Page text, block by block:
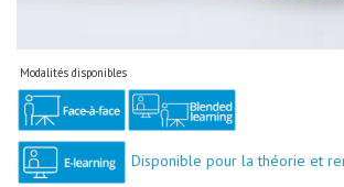
Modalités disponibles
Disponible pour la théorie et